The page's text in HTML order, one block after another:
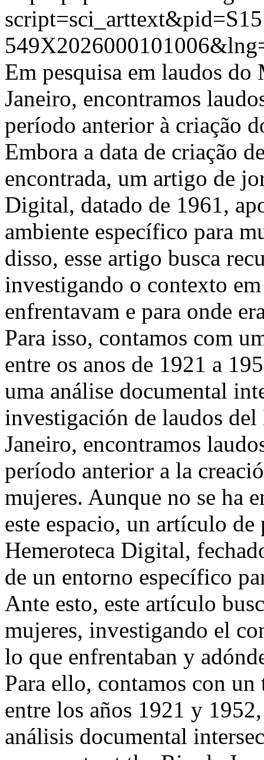
Em pesquisa em laudos
Janeiro, encontramos
período anterior à criação
Embora a data de criação
encontrada, um artigo de
Digital, datado de 1961,
ambiente específico para
disso, esse artigo busca
investigando o contexto
enfrentavam e para onde
Para isso, contamos com
entre os anos de 1921 a
uma análise documental
investigación de laudos
Janeiro, encontramos
período anterior a la
mujeres. Aunque no se ha
este espacio, un artículo
Hemeroteca Digital,
de un entorno específico
Ante esto, este artículo
mujeres, investigando el
lo que enfrentaban y
Para ello, contamos con
entre los años 1921 y
análisis documental